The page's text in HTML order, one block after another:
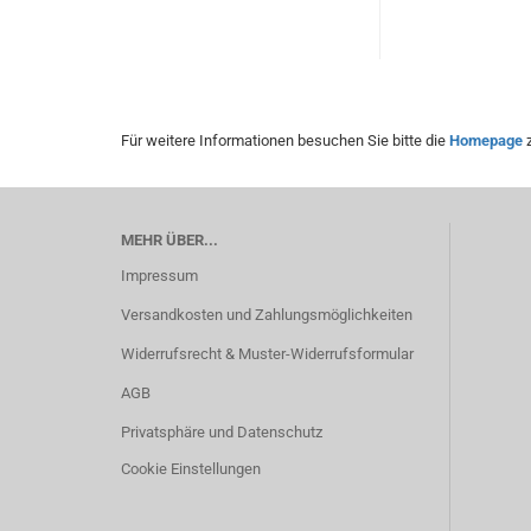
Für weitere Informationen besuchen Sie bitte die Homepage
MEHR ÜBER...
Impressum
Versandkosten und Zahlungsmöglichkeiten
Widerrufsrecht & Muster-Widerrufsformular
AGB
Privatsphäre und Datenschutz
Cookie Einstellungen